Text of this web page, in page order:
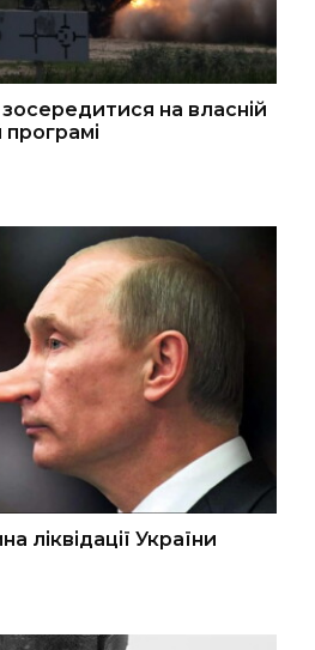
зосередитися на власній
програмі
ліквідації України